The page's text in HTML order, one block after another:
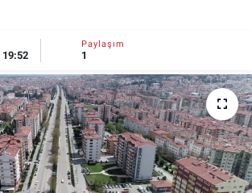
19:52
Paylaşım
1
ECZANELER
İçerikleri
Durumu
Saatleri